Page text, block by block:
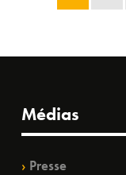
Médias
Presse